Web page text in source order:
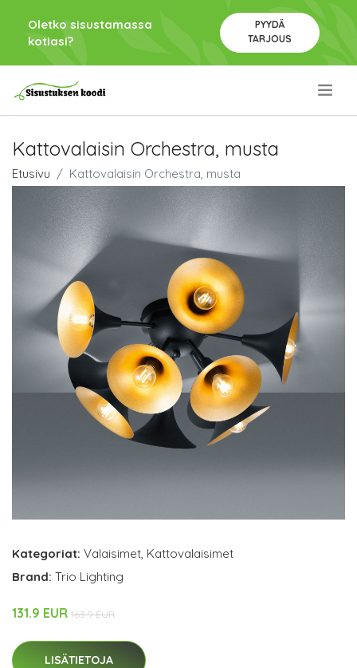
Oletko sisustamassa
kotiasi?
PYYDÄ
TARJOUS
Kattovalaisin Orchestra, musta
Etusivu Kattovalaisin Orchestra, musta
Kategoriat: Valaisimet, Kattovalaisimet
Brand: Trio Lighting
131.9 EUR 163.9 EUR
LISÄTIETOJA